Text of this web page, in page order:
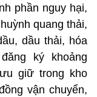
phần nguy hại,
quang thải,
dầu thải, hóa
ký khoảng
giữ trong kho
vận chuyển,